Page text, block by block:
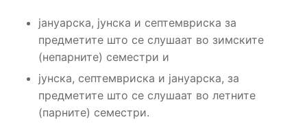
јануарска, јунска и септемвриска за
предметите што се слушаат во зимските
(непарните) семестри и
јунска, септемвриска и јануарска, за
предметите што се слушаат во летните
(парните) семестри.